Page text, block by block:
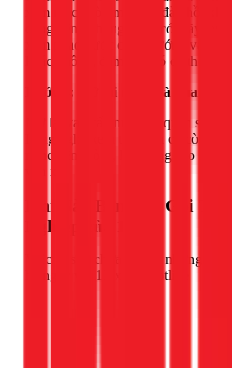
xem nó có còn mềm và đàn hồi
cong vênh không. Nếu có, hãy lau
xem phao nước có bị vướng vào
khác không, đảm bảo nó có thể di
Bước 4: Mở lại nước và quan sát
Mở lại van cấp nước và quan sát
Lắng nghe xem tiếng ồn có còn
nghe tiếng rò rỉ, khả năng cao bạn
van xả.
Khi Nào Bạn Nên Gọi
Nghiệp của 1Fix?
Việc tự sửa chữa rất tốt, nhưng có
hệ ngay với 1Fix qua hotline